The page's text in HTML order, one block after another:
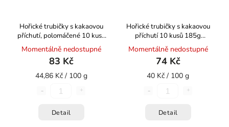
Hořické trubičky s kakaovou
příchutí, polomáčené 10 kusů
190g HOŘICKÉ TRUBIČKY
Momentálně nedostupné
83 Kč
44,86 Kč / 100 g
Detail
Hořické trubičky s kakaovou
příchutí 10 kusů 185g
HOŘICKÉ TRUBIČKY
Momentálně nedostupné
74 Kč
40 Kč / 100 g
Detail